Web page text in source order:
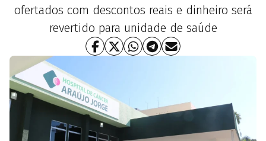
ofertados com descontos reais e dinheiro será
revertido para unidade de saúde